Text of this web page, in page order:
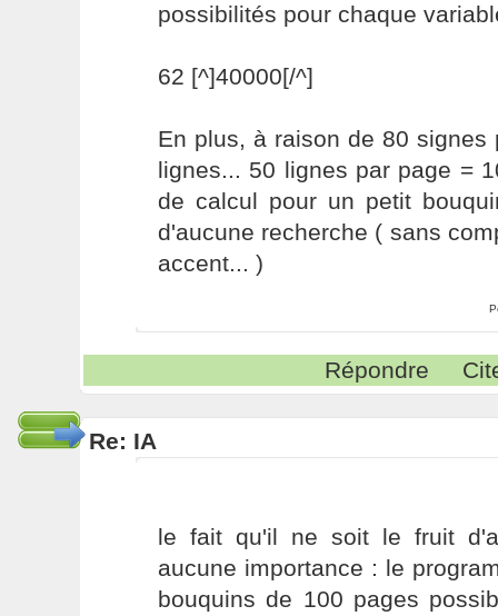
possibilités pour chaque
62 [^]40000[/^]
En plus, à raison de 80 signes
lignes... 50 lignes par page =
de calcul pour un petit
d'aucune recherche ( sans
accent... )
Répondre
Re: IA
le fait qu'il ne soit le fruit
aucune importance : le
bouquins de 100 pages